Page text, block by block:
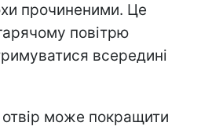
прочиненими. Це
повітрю
всередині
може покращити